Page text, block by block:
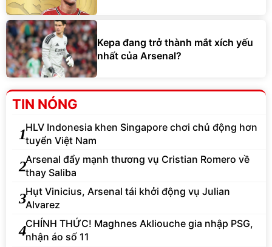
Kepa đang trở thành mắt xích yếu
nhất của Arsenal?
TIN NÓNG
1HLV Indonesia khen Singapore chơi chủ động hơn
tuyển Việt Nam
2Arsenal đẩy mạnh thương vụ Cristian Romero về
thay Saliba
3Hụt Vinicius, Arsenal tái khởi động vụ Julian
Alvarez
4CHÍNH THỨC! Maghnes Akliouche gia nhập PSG,
nhận áo số 11